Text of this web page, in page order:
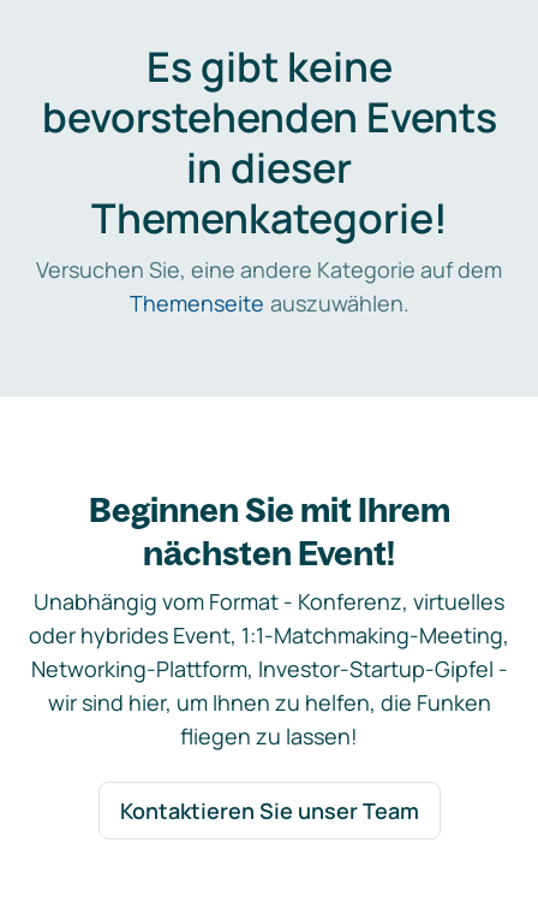
Es gibt keine
bevorstehenden Events
in dieser
Themenkategorie!
Versuchen Sie, eine andere Kategorie auf dem
Themenseite auszuwählen.
Beginnen Sie mit Ihrem
nächsten Event!
Unabhängig vom Format - Konferenz, virtuelles
oder hybrides Event, 1:1-Matchmaking-Meeting,
Networking-Plattform, Investor-Startup-Gipfel -
wir sind hier, um Ihnen zu helfen, die Funken
fliegen zu lassen!
Kontaktieren Sie unser Team